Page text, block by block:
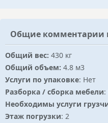
Общие комментарии
Общий вес: 430 кг
Общий объем: 4.8 м3
Услуги по упаковке: Нет
Разборка / сборка мебели:
Необходимы услуги
Этаж погрузки: 2